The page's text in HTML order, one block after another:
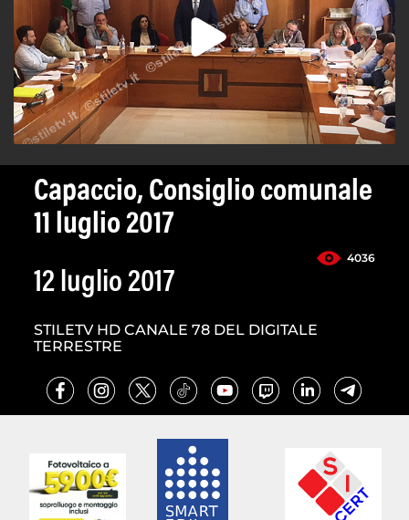
Capaccio, Consiglio comunale
11 luglio 2017
4036
12 luglio 2017
STILETV HD CANALE 78 DEL DIGITALE
TERRESTRE